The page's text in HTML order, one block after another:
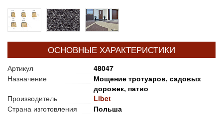
ОСНОВНЫЕ ХАРАКТЕРИСТИКИ
Артикул
48047
Назначение
Мощение тротуаров, садовых
дорожек, патио
Производитель
Libet
Страна изготовления
Польша